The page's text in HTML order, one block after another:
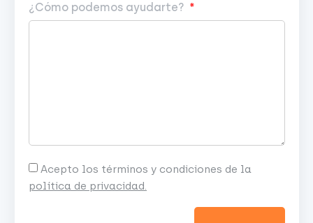
¿Cómo podemos ayudarte?
Acepto los términos y condiciones de la
política de privacidad.